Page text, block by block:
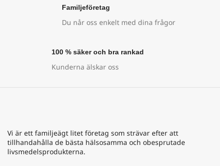
Familjeföretag
Du når oss enkelt med dina frågor
100 % säker och bra rankad
Kunderna älskar oss
Vi är ett familjeägt litet företag som strävar efter att
tillhandahålla de bästa hälsosamma och obesprutade
livsmedelsprodukterna.